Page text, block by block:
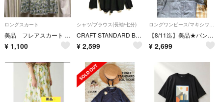
ロングスカート
美品 フレアスカート グリーン植物柄 ロング
¥ 1,100
シャツ/ブラウス(長袖/七分)
CRAFT STANDARD BOUTIQUE 黒 長袖 ブラウス フリー
¥ 2,599
ロングワンピース/マキシワンピース
【8/11迄】美品★バンドカラー5分袖ワンピース＊サックスブルー
¥ 2,699